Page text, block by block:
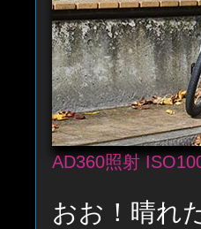
AD360照射
おお！晴れ